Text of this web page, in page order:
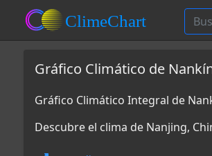
Gráfico Climático de
Gráfico Climático Integral de
Descubre el clima de Nanjing,